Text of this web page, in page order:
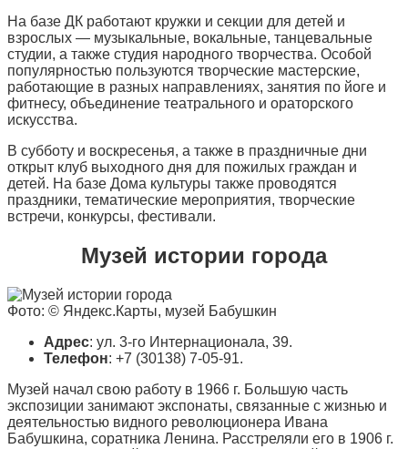
На базе ДК работают кружки и секции для детей и
взрослых — музыкальные, вокальные, танцевальные
студии, а также студия народного творчества. Особой
популярностью пользуются творческие мастерские,
работающие в разных направлениях, занятия по йоге и
фитнесу, объединение театрального и ораторского
искусства.
В субботу и воскресенья, а также в праздничные дни
открыт клуб выходного дня для пожилых граждан и
детей. На базе Дома культуры также проводятся
праздники, тематические мероприятия, творческие
встречи, конкурсы, фестивали.
Музей истории города
Фото: © Яндекс.Карты, музей Бабушкин
Адрес: ул. 3-го Интернационала, 39.
Телефон: +7 (30138) 7-05-91.
Музей начал свою работу в 1966 г. Большую часть
экспозиции занимают экспонаты, связанные с жизнью и
деятельностью видного революционера Ивана
Бабушкина, соратника Ленина. Расстреляли его в 1906 г.